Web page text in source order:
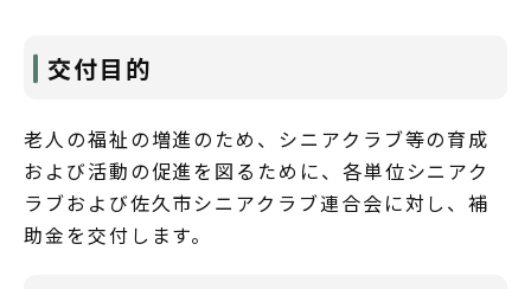
交付目的
老人の福祉の増進のため、シニアクラブ等の育成
および活動の促進を図るために、各単位シニアク
ラブおよび佐久市シニアクラブ連合会に対し、補
助金を交付します。